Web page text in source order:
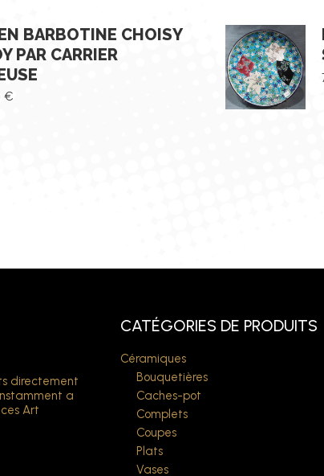
BARBOTINE CHOISY
PAR CARRIER
€
directement
a
Art
CATÉGORIES DE PRODUITS
Céramiques
Bouquetières
Caches-pot
Complets
Coupes
Plats
Vases